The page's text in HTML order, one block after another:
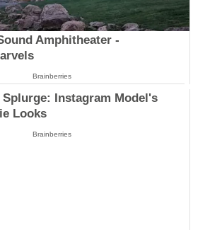
Amphitheater -
Brainberries
Instagram Model's
Looks
Brainberries